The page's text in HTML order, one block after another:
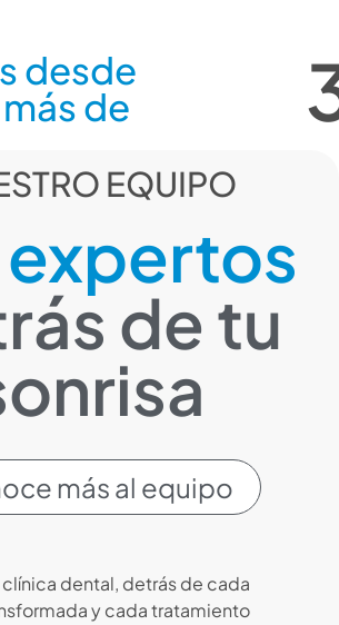
desde
de
EQUIPO
expertos
de tu
más al equipo
clínica dental, detrás de cada
y cada tratamiento